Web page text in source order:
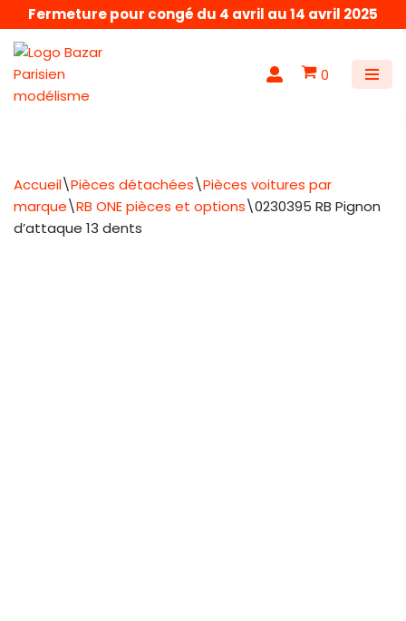
Aller
au
contenu
Fermeture pour congé du 4 avril au 14 avril 2025
0
Accueil\Pièces détachées\Pièces voitures par
marque\RB ONE pièces et options\0230395 RB Pignon
d’attaque 13 dents